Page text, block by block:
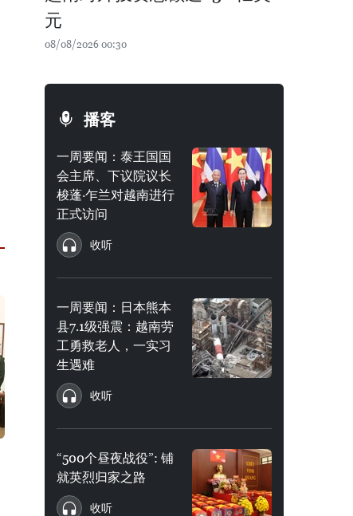
元
08/08/2026 00:30
播客
一周要闻：泰王国国
会主席、下议院议长
梭蓬·乍兰对越南进行
正式访问
收听
一周要闻：日本熊本
县7.1级强震：越南劳
工勇救老人，一实习
生遇难
收听
“500个昼夜战役”: 铺
就英烈归家之路
收听